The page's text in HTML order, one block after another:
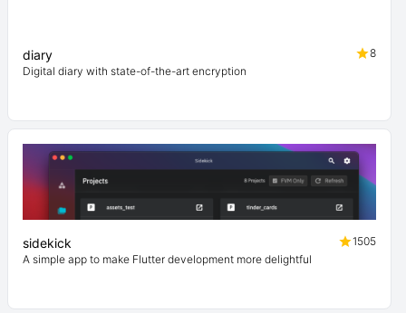
diary
8
Digital diary with state-of-the-art encryption
sidekick
1505
A simple app to make Flutter development more delightful